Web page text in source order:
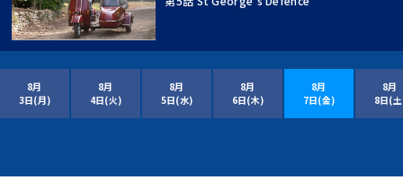
8月
3日(月)
8月
4日(火)
8月
5日(水)
8月
6日(木)
8月
7日(金)
8月
8日(